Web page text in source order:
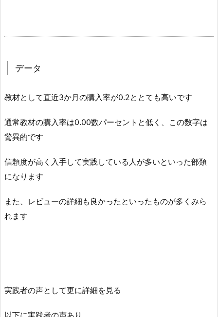
データ
教材として直近3か月の購入率が0.2ととても高いです
通常教材の購入率は0.00数パーセントと低く、この数字は
驚異的です
信頼度が高く入手して実践している人が多いといった部類
になります
また、レビューの詳細も良かったといったものが多くみら
れます
実践者の声として更に詳細を見る
以下に実践者の声あり